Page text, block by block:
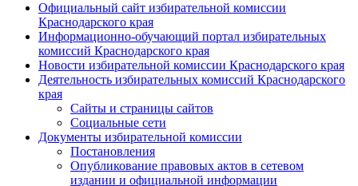
Официальный сайт избирательной комиссии
Краснодарского края
Информационно-обучающий портал избирательных
комиссий Краснодарского края
Новости избирательной комиссии Краснодарского края
Деятельность избирательных комиссий Краснодарского
края
Сайты и страницы сайтов
Социальные сети
Документы избирательной комиссии
Постановления
Опубликование правовых актов в сетевом
издании и официальной информации